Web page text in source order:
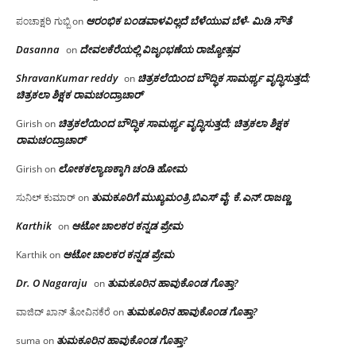
ಪಂಚಾಕ್ಷರಿ ಗುಬ್ಬಿon ಆರಂಭಿಕ ಬಂಡವಾಳವಿಲ್ಲದೆ ಬೆಳೆಯುವ ಬೆಳೆ- ಮಿಡಿ ಸೌತೆ
Dasanna on ದೇವಲಕೆರೆಯಲ್ಲಿ ವಿಜೃಂಭಣೆಯ ರಾಜ್ಯೋತ್ಸವ
ShravanKumar reddy on ಚಿತ್ರಕಲೆಯಿಂದ ಬೌದ್ಧಿಕ ಸಾಮರ್ಥ್ಯ ವೃದ್ಧಿಸುತ್ತದೆ;
ಚಿತ್ರಕಲಾ ಶಿಕ್ಷಕ ರಾಮಚಂದ್ರಾಚಾರ್
Girishon ಚಿತ್ರಕಲೆಯಿಂದ ಬೌದ್ಧಿಕ ಸಾಮರ್ಥ್ಯ ವೃದ್ಧಿಸುತ್ತದೆ; ಚಿತ್ರಕಲಾ ಶಿಕ್ಷಕ
ರಾಮಚಂದ್ರಾಚಾರ್
Girishon ಲೋಕಕಲ್ಯಾಣಕ್ಕಾಗಿ ಚಂಡಿ ಹೋಮ
ಸುನಿಲ್ ಕುಮಾರ್on ತುಮಕೂರಿಗೆ ಮುಖ್ಯಮಂತ್ರಿ ಬಿಎಸ್ ವೈ: ಕೆ.ಎನ್.ರಾಜಣ್ಣ
Karthik on ಆಟೋ ಚಾಲಕರ ಕನ್ನಡ ಪ್ರೇಮ
Karthikon ಆಟೋ ಚಾಲಕರ ಕನ್ನಡ ಪ್ರೇಮ
Dr. O Nagaraju on ತುಮಕೂರಿನ ಹಾವುಕೊಂಡ ಗೊತ್ತಾ?
ವಾಜಿದ್ ಖಾನ್ ತೋವಿನಕೆರೆ on ತುಮಕೂರಿನ ಹಾವುಕೊಂಡ ಗೊತ್ತಾ?
suma on ತುಮಕೂರಿನ ಹಾವುಕೊಂಡ ಗೊತ್ತಾ?